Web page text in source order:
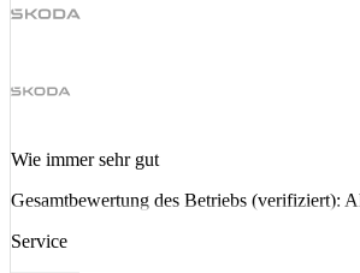
Wie immer sehr gut
Gesamtbewertung des Betriebs (verifiziert):
Service